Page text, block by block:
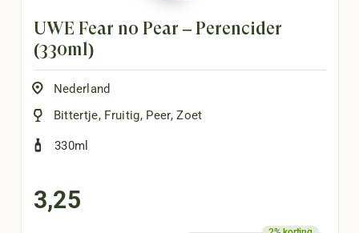
UWE Fear no Pear – Perencider
(330ml)
Nederland
Bittertje, Fruitig, Peer,Zoet
330ml
3,25